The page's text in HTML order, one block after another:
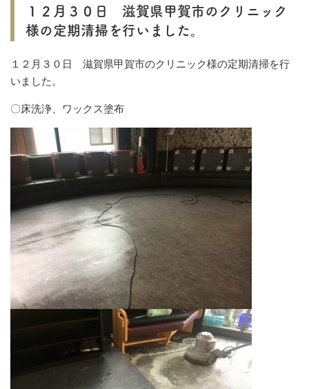
１２月３０日 滋賀県甲賀市のクリニック
様の定期清掃を行いました。
１２月３０日 滋賀県甲賀市のクリニック様の定期清掃を行
いました。
〇床洗浄、ワックス塗布